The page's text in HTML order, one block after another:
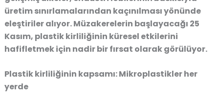
üretim sınırlamalarından kaçınılması yönünde
eleştiriler alıyor. Müzakerelerin başlayacağı 25
Kasım, plastik kirliliğinin küresel etkilerini
hafifletmek için nadir bir fırsat olarak görülüyor.
Plastik kirliliğinin kapsamı: Mikroplastikler her
yerde